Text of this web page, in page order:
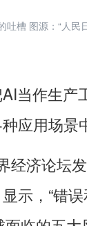
吐槽 图源：“人民
作生产
应用场景
济论坛发
示， “错